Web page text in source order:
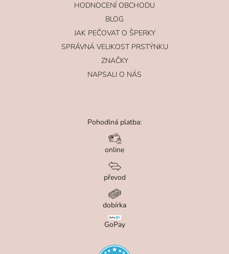
HODNOCENÍ OBCHODU
BLOG
JAK PEČOVAT O ŠPERKY
SPRÁVNÁ VELIKOST PRSTÝNKU
ZNAČKY
NAPSALI O NÁS
Pohodlná platba:
online
převod
dobírka
GoPay